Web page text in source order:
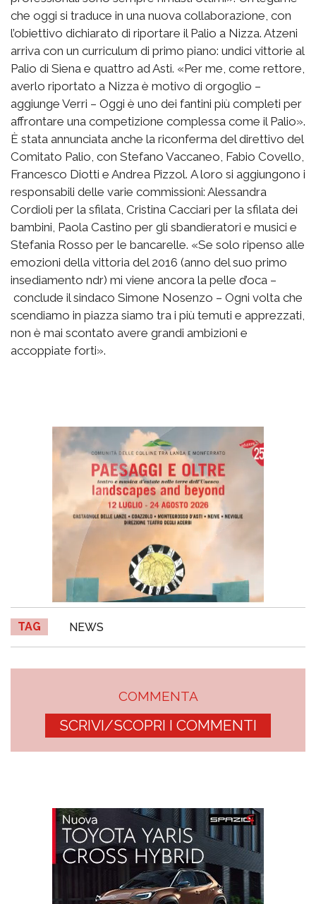
che oggi si traduce in una nuova collaborazione, con
l’obiettivo dichiarato di riportare il Palio a Nizza. Atzeni
arriva con un curriculum di primo piano: undici vittorie al
Palio di Siena e quattro ad Asti. «Per me, come rettore,
averlo riportato a Nizza è motivo di orgoglio –
aggiunge Verri – Oggi è uno dei fantini più completi per
affrontare una competizione complessa come il Palio».
È stata annunciata anche la riconferma del direttivo del
Comitato Palio, con Stefano Vaccaneo, Fabio Covello,
Francesco Diotti e Andrea Pizzol. A loro si aggiungono i
responsabili delle varie commissioni: Alessandra
Cordioli per la sfilata, Cristina Cacciari per la sfilata dei
bambini, Paola Castino per gli sbandieratori e musici e
Stefania Rosso per le bancarelle. «Se solo ripenso alle
emozioni della vittoria del 2016 (anno del suo primo
insediamento ndr) mi viene ancora la pelle d’oca –
conclude il sindaco Simone Nosenzo – Ogni volta che
scendiamo in piazza siamo tra i più temuti e apprezzati,
non è mai scontato avere grandi ambizioni e
accoppiate forti».
TAG NEWS
COMMENTA
SCRIVI/SCOPRI I COMMENTI